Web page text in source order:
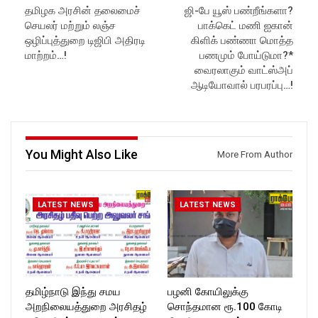
Subscribe:
https://www.youtube.com/@r
ockforttimes
Like us on:
https://www.facebook.com/R
https://twitter.com/ROCKFOR
T_TIMES
Website:https://rockforttimes.
Subscribe:
https://www.youtube.com/@r
ockforttimes
Like us on:
https://www.facebook.com/R
ckforttimes/
Follow us on:
தமிழக அரசின் தலைமைச்
செயலர் மற்றும் லஞ்ச
ஒழிப்புத்துறை டிஜிபி அதிரடி
மாற்றம்…!
ஜி-பே யூஸ் பண்றீங்களா?
பாக்கெட் மணி ஐகான்
கிளிக் பண்ணா மொத்த
பணமும் போய்டுமா?*
வைரலாகும் வாட்ஸ்அப்
ஆடியோவால் பரபரப்பு…!
You Might Also Like More From Author
LATEST NEWS
தமிழ்நாடு இந்து சமய
அறநிலையத்துறை அரசிதழ்
LATEST NEWS
பழனி கோயிலுக்கு
சொந்தமான ரூ.100 கோடி